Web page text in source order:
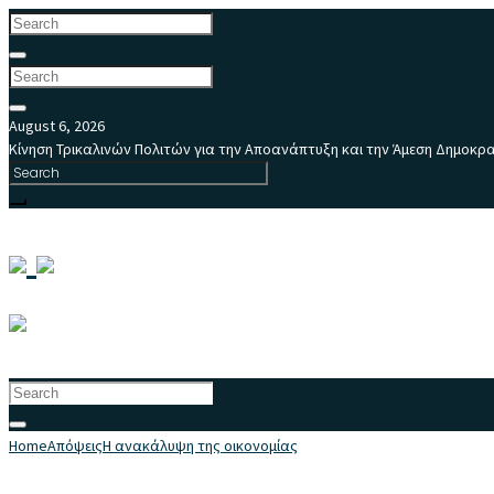
August 6, 2026
Κίνηση Τρικαλινών Πολιτών για την Αποανάπτυξη και την Άμεση
HomeΑπόψειςΗ ανακάλυψη της οικονομίας